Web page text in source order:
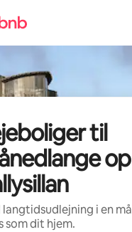
til
langtidsudlejning i en
som dit hjem.